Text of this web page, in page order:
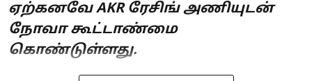
ஏற்கனவே AKR ரேசிங் அணியுடன்
நோவா கூட்டாண்மை
கொண்டுள்ளது.